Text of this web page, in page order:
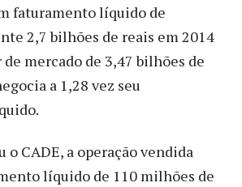
faturamento líquido de
2,7 bilhões de reais em 2014
mercado de 3,47 bilhões de
a 1,28 vez seu
o CADE, a operação vendida
líquido de 110 milhões de